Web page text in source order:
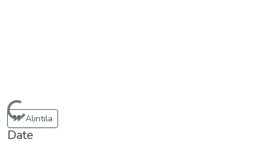
Loading...
Alıntıla
Date